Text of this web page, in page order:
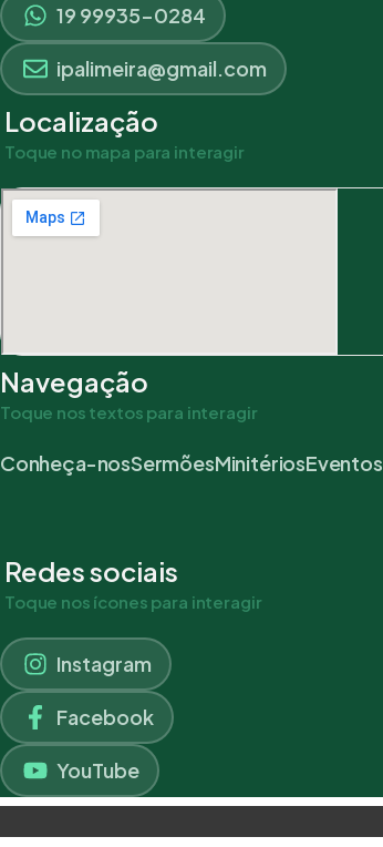
19 99935-0284
ipalimeira@gmail.com
Localização
Toque no mapa para interagir
Navegação
Toque nos textos para interagir
Conheça-nosSermõesMinitériosEventos
Redes sociais
Toque nos ícones para interagir
Instagram
Facebook
YouTube